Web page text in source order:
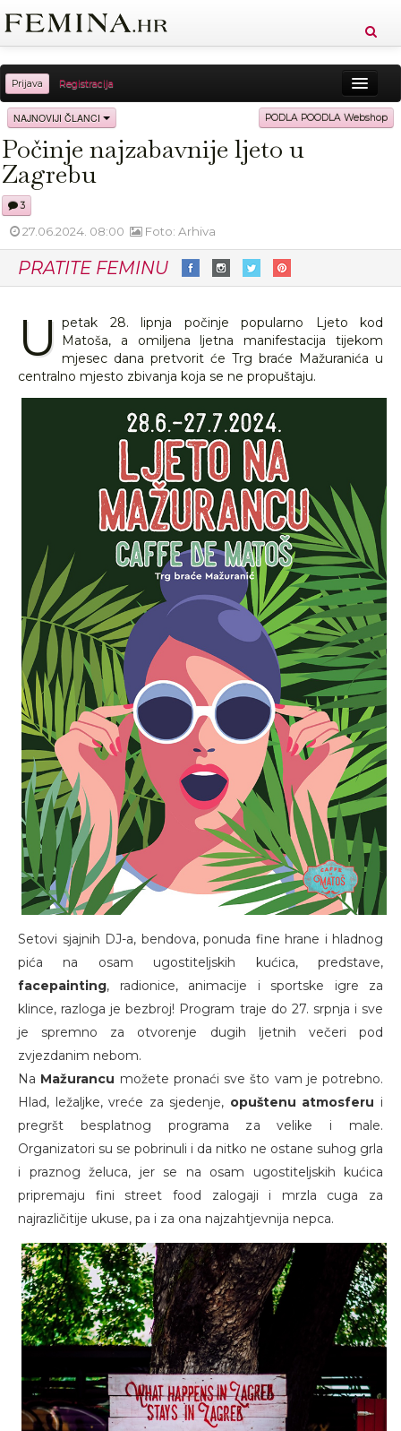
Prijava Registracija
Sreća Zdravlje Vitkost
Moda Ljubav Relax Putovanja
NAJNOVIJI ČLANCI PODLA POODLA Webshop
Počinje najzabavnije ljeto u
Zagrebu
3
27.06.2024. 08:00 Foto: Arhiva
PRATITE FEMINU
U petak 28. lipnja počinje popularno Ljeto kod
Matoša, a omiljena ljetna manifestacija tijekom
mjesec dana pretvorit će Trg braće Mažuranića u
centralno mjesto zbivanja koja se ne propuštaju.
Setovi sjajnih DJ-a, bendova, ponuda fine hrane i hladnog
pića na osam ugostiteljskih kućica, predstave,
facepainting, radionice, animacije i sportske igre za
klince, razloga je bezbroj! Program traje do 27. srpnja i sve
je spremno za otvorenje dugih ljetnih večeri pod
zvjezdanim nebom.
Na Mažurancu možete pronaći sve što vam je potrebno.
Hlad, ležaljke, vreće za sjedenje, opuštenu atmosferu i
pregršt besplatnog programa za velike i male.
Organizatori su se pobrinuli i da nitko ne ostane suhog grla
i praznog želuca, jer se na osam ugostiteljskih kućica
pripremaju fini street food zalogaji i mrzla cuga za
najrazličitije ukuse, pa i za ona najzahtjevnija nepca.